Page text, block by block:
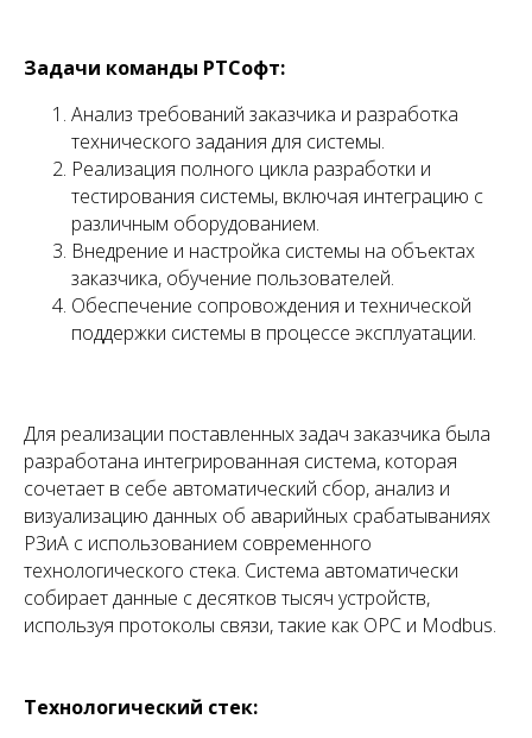
Задачи команды РТСофт:
Анализ требований заказчика и разработка
технического задания для системы.
Реализация полного цикла разработки и
тестирования системы, включая интеграцию с
различным оборудованием.
Внедрение и настройка системы на объектах
заказчика, обучение пользователей.
Обеспечение сопровождения и технической
поддержки системы в процессе эксплуатации.
Для реализации поставленных задач заказчика была
разработана интегрированная система, которая
сочетает в себе автоматический сбор, анализ и
визуализацию данных об аварийных срабатываниях
РЗиА с использованием современного
технологического стека. Система автоматически
собирает данные с десятков тысяч устройств,
используя протоколы связи, такие как OPC и Modbus.
Технологический стек: